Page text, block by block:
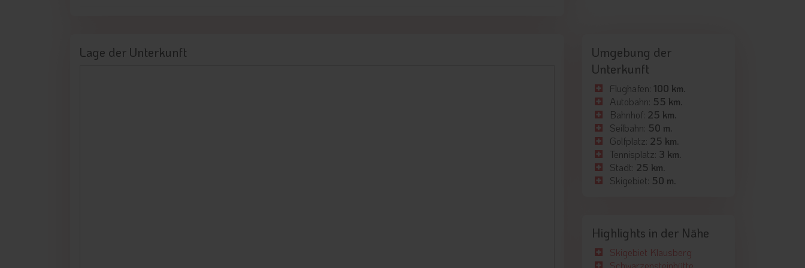
Lage der Unterkunft
Umgebung der
Unterkunft
Flughafen: 100 km.
Autobahn: 55 km.
Bahnhof: 25 km.
Seilbahn: 50 m.
Golfplatz: 25 km.
Tennisplatz: 3 km.
Stadt: 25 km.
Skigebiet: 50 m.
Highlights in der Nähe
Skigebiet Klausberg
Schwarzensteinhütte